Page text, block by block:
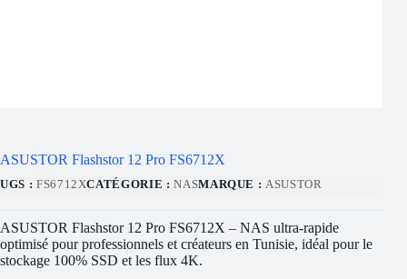
ASUSTOR Flashstor 12 Pro FS6712X
UGS : FS6712XCATÉGORIE :NASMARQUE : ASUSTOR
ASUSTOR Flashstor 12 Pro FS6712X – NAS ultra-rapide
optimisé pour professionnels et créateurs en Tunisie, idéal pour le
stockage 100% SSD et les flux 4K.